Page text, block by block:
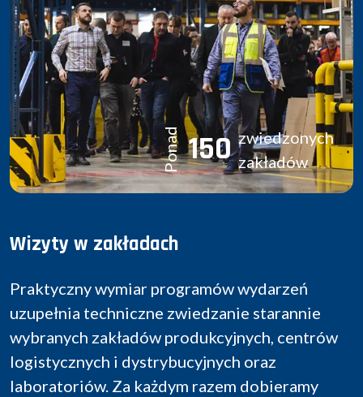
Wizyty w zakładach
Praktyczny wymiar programów wydarzeń
uzupełnia techniczne zwiedzanie starannie
wybranych zakładów produkcyjnych, centrów
logistycznych i dystrybucyjnych oraz
laboratoriów. Za każdym razem dobieramy
Ponad 150 zwiedzonych
zakładów